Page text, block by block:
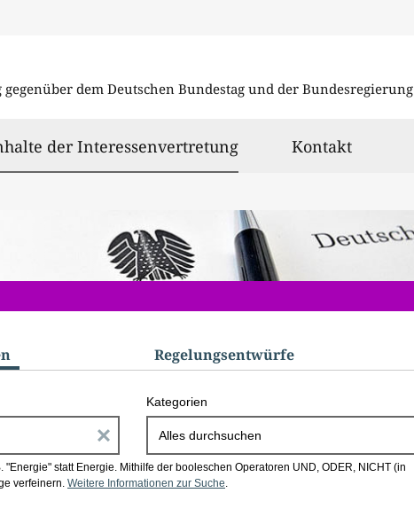
dem Deutschen Bundestag und der Bundesregierung
der Interessenvertretungausgewählt
Kontakt
Regelungs­entwürfe
i
Kategorien
Alles durchsuchen
"Energie" statt Energie. Mithilfe der booleschen Operatoren UND, ODER, NICHT (in
verfeinern. Weitere Informationen zur Suche.